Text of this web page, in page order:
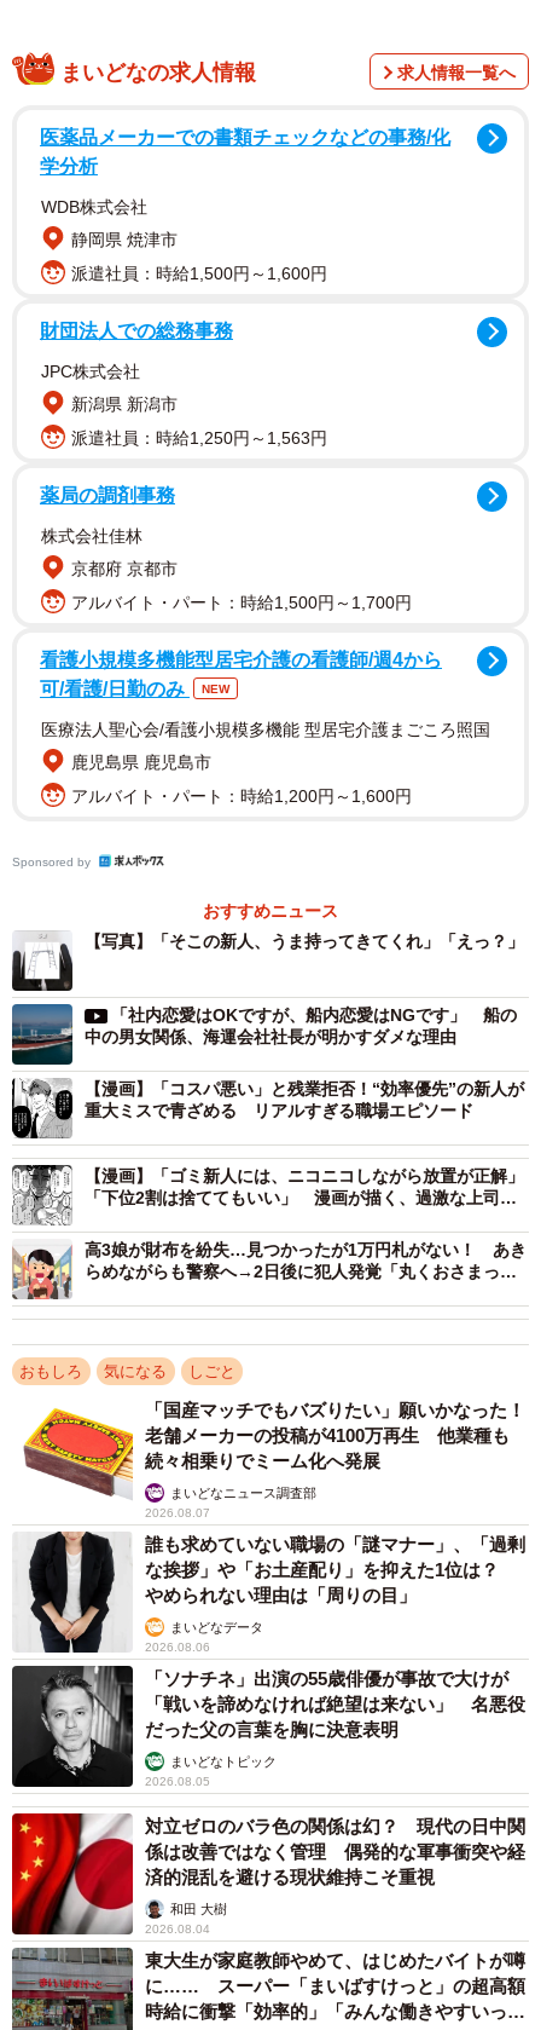
パックンチョ？！たしかに短くて伝わりやすそう
こういった用語は地域や個人差によっても異なるようだ
が、いずれもインパクトの強いものが多く突然耳にしたら
驚きそう。動画を投稿した、電気工事士や現場の知識など
聞いてみた。
3/4
確かに馬に似ているかも？
ーー建築現場では独自の言葉が多いのですか？
でんちゃん：何かに例えたり、言いやすい言葉に置き換え
てむだな説明を省きたい意図があると思います。言葉少な
く雰囲気で仕事が進むことが多いのも、職人らしい気がし
ます。
ーー使用例を。
でんちゃん：「うま持ってきて」「ねこ持ってきて」と短
くシンプルです。新人は困惑することが多いです。
ーー動画には出てこなかった、マニアックな用語も？
でんちゃん：「まめ」「パックンチョ」「さお」「ロケッ
ト」など見た目とか雰囲気のモノが多いですね。職人独自
の呼び方で、他人には伝わらないものも時々あります。
ーーお気に入りのものは？
でんちゃん：ねこ台車の「ねこ持ってきて！」がよくネタ
にされるので好きです。職人のあるある小話として、新人
が生きている本物の猫を探しに行ったという笑い話がある
まいどなの求人情報 求人情報一覧へ
医薬品メーカーでの書類チェックなどの事務/化
学分析
WDB株式会社
静岡県 焼津市
派遣社員：時給1,500円～1,600円
財団法人での総務事務
JPC株式会社
新潟県 新潟市
派遣社員：時給1,250円～1,563円
薬局の調剤事務
株式会社佳林
京都府 京都市
アルバイト・パート：時給1,500円～1,700円
看護小規模多機能型居宅介護の看護師/週4から
可/看護/日勤のみ
NEW
医療法人聖心会/看護小規模多機能 型居宅介護まごころ照国
鹿児島県 鹿児島市
アルバイト・パート：時給1,200円～1,600円
Sponsored by
おすすめニュース
【写真】「そこの新人、うま持ってきてくれ」「えっ？」
「社内恋愛はOKですが、船内恋愛はNGです」 船の
中の男女関係、海運会社社長が明かすダメな理由
【漫画】「コスパ悪い」と残業拒否！“効率優先”の新人が
重大ミスで青ざめる リアルすぎる職場エピソード
【漫画】「ゴミ新人には、ニコニコしながら放置が正解」
「下位2割は捨ててもいい」 漫画が描く、過激な上司
高3娘が財布を紛失…見つかったが1万円札がない！ あき
らめながらも警察へ→2日後に犯人発覚「丸くおさまって
おもしろ 気になる しごと
「国産マッチでもバズりたい」願いかなった！
老舗メーカーの投稿が4100万再生 他業種も
続々相乗りでミーム化へ発展
まいどなニュース調査部
2026.08.07
誰も求めていない職場の「謎マナー」、「過剰
な挨拶」や「お土産配り」を抑えた1位は？
やめられない理由は「周りの目」
まいどなデータ
2026.08.06
「ソナチネ」出演の55歳俳優が事故で大けが
「戦いを諦めなければ絶望は来ない」 名悪役
だった父の言葉を胸に決意表明
まいどなトピック
2026.08.05
対立ゼロのバラ色の関係は幻？ 現代の日中関
係は改善ではなく管理 偶発的な軍事衝突や経
済的混乱を避ける現状維持こそ重視
和田 大樹
2026.08.04
東大生が家庭教師やめて、はじめたバイトが噂
に…… スーパー「まいばすけっと」の超高額
時給に衝撃「効率的」「みんな働きやすいって